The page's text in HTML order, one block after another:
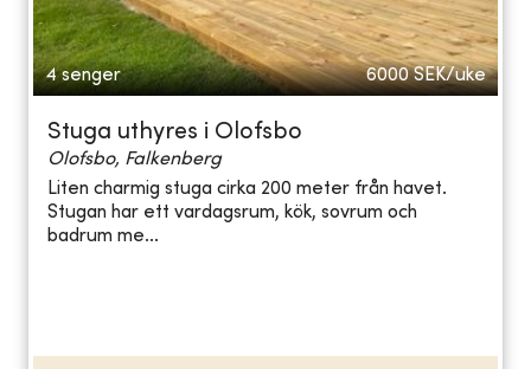
4 senger 6000 SEK/uke
Stuga uthyres i Olofsbo
Olofsbo, Falkenberg
Liten charmig stuga cirka 200 meter från havet.
Stugan har ett vardagsrum, kök, sovrum och
badrum me...